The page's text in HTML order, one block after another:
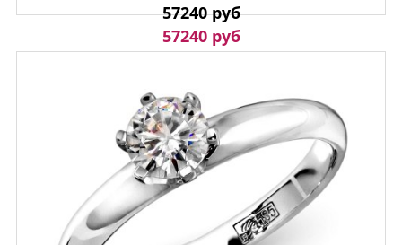
57240 руб
57240 руб